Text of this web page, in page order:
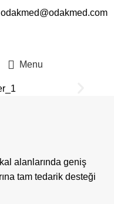
odakmed@odakmed.com
Menu
alanlarında geniş
tam tedarik desteği